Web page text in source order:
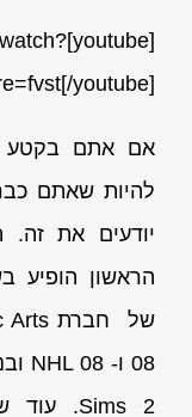
watch?
youtube]
אם אתם בקטע
להיות שאתם
הראשון הופיע